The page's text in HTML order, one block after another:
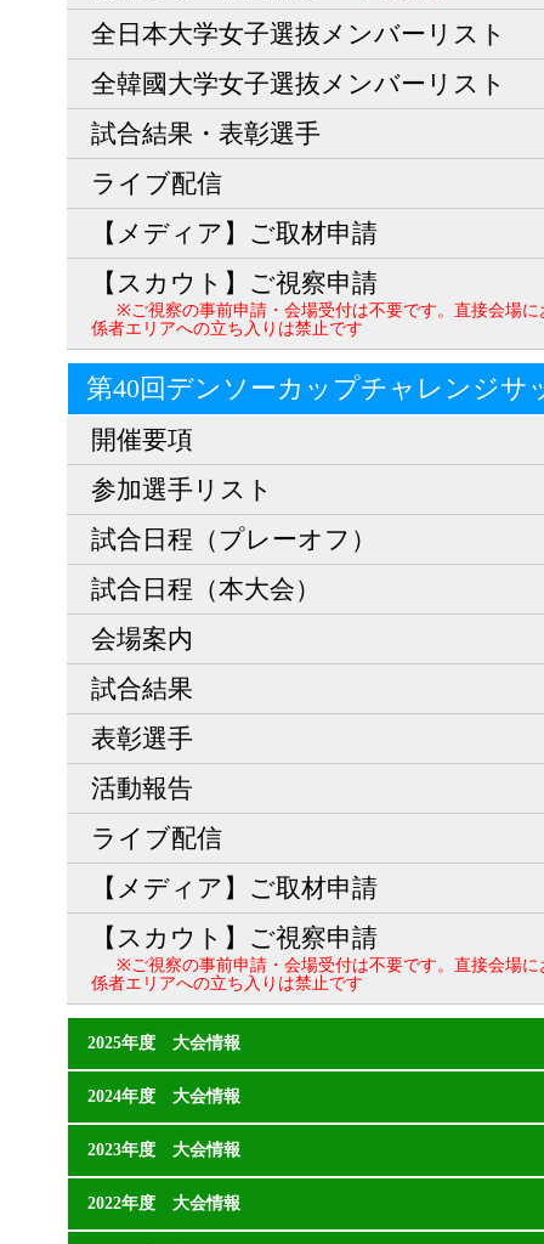
全日本大学女子選抜メンバーリスト
全韓國大学女子選抜メンバーリスト
試合結果・表彰選手
ライブ配信
【メディア】ご取材申請
【スカウト】ご視察申請
※ご視察の事前申請・会場受付は不要です。直接会場
係者エリアへの立ち入りは禁止です
第40回デンソーカップチャレンジサ
開催要項
参加選手リスト
試合日程（プレーオフ）
試合日程（本大会）
会場案内
試合結果
表彰選手
活動報告
ライブ配信
【メディア】ご取材申請
【スカウト】ご視察申請
※ご視察の事前申請・会場受付は不要です。直接会場
係者エリアへの立ち入りは禁止です
2025年度 大会情報
2024年度 大会情報
2023年度 大会情報
2022年度 大会情報